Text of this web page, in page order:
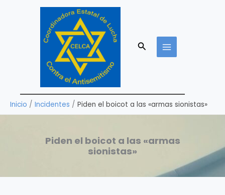
Buscar
Inicio Incidentes Piden el boicot a las «armas sionistas»
Piden el boicot a las «armas
sionistas»